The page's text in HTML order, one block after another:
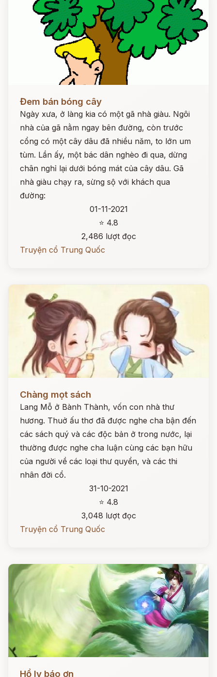
Đem bán bóng cây
Ngày xưa, ở làng kia có một gã nhà giàu. Ngôi
nhà của gã nằm ngay bên đường, còn trước
cổng có một cây dâu đã nhiều năm, to lớn um
tùm. Lần ấy, một bác dân nghèo đi qua, dừng
chân nghỉ lại dưới bóng mát của cây dâu. Gã
nhà giàu chạy ra, sừng sộ với khách qua
đường:
01-11-2021
⭐ 4.8
2,486 lượt đọc
Truyện cổ Trung Quốc
Chàng mọt sách
Lang Mỗ ở Bành Thành, vốn con nhà thư
hương. Thuở ấu thơ đã được nghe cha bận đến
các sách quý và các độc bản ở trong nước, lại
thường được nghe cha luận cùng các bạn hữu
của người về các loại thư quyển, và các thi
nhân đời cổ.
31-10-2021
⭐ 4.8
3,048 lượt đọc
Truyện cổ Trung Quốc
Đọc ngay
Hồ ly báo ơn